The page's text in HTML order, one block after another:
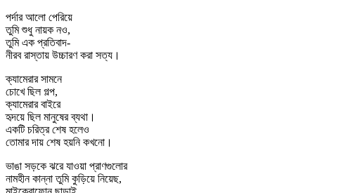
পর্দার আলো পেরিয়ে
তুমি শুধু নায়ক নও,
তুমি এক প্রতিবাদ-
নীরব রাস্তায় উচ্চারণ করা সত্য।
ক্যামেরার সামনে
চোখে ছিল গল্প,
ক্যামেরার বাইরে
হৃদয়ে ছিল মানুষের ব্যথা।
একটি চরিত্র শেষ হলেও
তোমার দায় শেষ হয়নি কখনো।
ভাঙা সড়কে ঝরে যাওয়া প্রাণগুলোর
নামহীন কান্না তুমি কুড়িয়ে নিয়েছ,